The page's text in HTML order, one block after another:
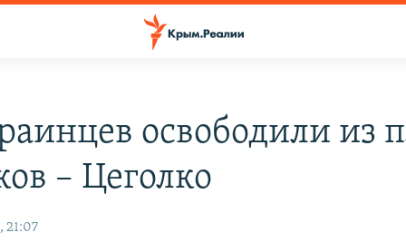
освободили из
– Цеголко
21:07